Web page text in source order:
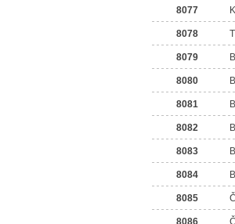
8077
8078
8079
8080
8081
8082
8083
8084
8085
8086